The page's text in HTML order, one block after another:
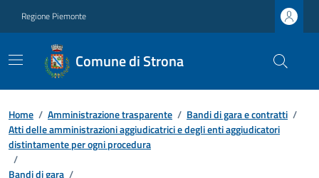
Regione Piemonte
Comune di Strona
Home / Amministrazione trasparente / Bandi di gara e contratti /
Atti delle amministrazioni aggiudicatrici e degli enti aggiudicatori
distintamente per ogni procedura
/
Bandi di gara /